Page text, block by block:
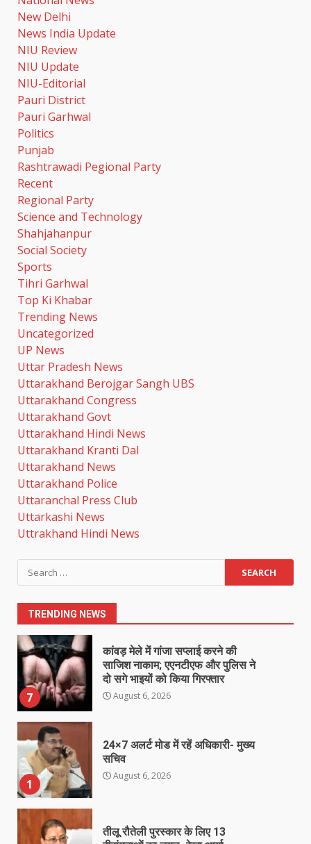
New Delhi
News India Update
NIU Review
NIU Update
NIU-Editorial
Pauri District
Pauri Garhwal
Politics
Punjab
Rashtrawadi Pegional Party
Recent
Regional Party
Science and Technology
Shahjahanpur
Social Society
Sports
Tihri Garhwal
Top Ki Khabar
Trending News
Uncategorized
UP News
Uttar Pradesh News
Uttarakhand Berojgar Sangh UBS
Uttarakhand Congress
Uttarakhand Govt
Uttarakhand Hindi News
Uttarakhand Kranti Dal
Uttarakhand News
Uttarakhand Police
Uttaranchal Press Club
Uttarkashi News
Uttrakhand Hindi News
Search
for:
TRENDING NEWS
7
August 6, 2026
2
तीलू रौतेली पुरस्कार के लिए 13
3
4
कांवड़ मेले की सुरक्षा के लिए दून पुलिस
अलर्ट, ऋषिकेश में बम निरोधक दस्ते का
सघन चेकिंग अभियान
August 6, 2026
5
झारखंड छात्र आंदोलन ने बढ़ाई सरकार
की मुश्किलें, छात्रों ने किया विधानसभा
घेराव का ऐलान
6
एलआईसी के ओएफएस को जबरदस्त
7
कांवड़ मेले में गांजा सप्लाई करने की
साजिश नाकाम; एएनटीएफ और पुलिस ने
दो सगे भाइयों को किया गिरफ्तार
August 6, 2026
1
24×7 अलर्ट मोड में रहें अधिकारी- मुख्य
सचिव
August 6, 2026
तीलू रौतेली पुरस्कार के लिए 13